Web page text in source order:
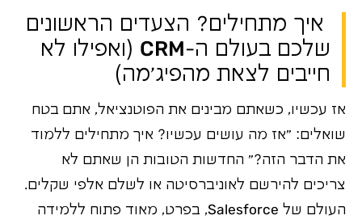
איך מתחילים? הצעדים הראשונים
שלכם בעולם ה-CRM (ואפילו לא
חייבים לצאת מהפיג'מה)
אז עכשיו, כשאתם מבינים את הפוטנציאל, אתם בטח
שואלים: "אז מה עושים עכשיו? איך מתחילים ללמוד
את הדבר הזה?" החדשות הטובות הן שאתם לא
צריכים להירשם לאוניברסיטה או לשלם אלפי שקלים.
העולם של Salesforce, בפרט, מאוד פתוח ללמידה